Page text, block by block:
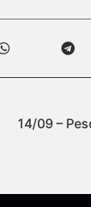
14/09 –